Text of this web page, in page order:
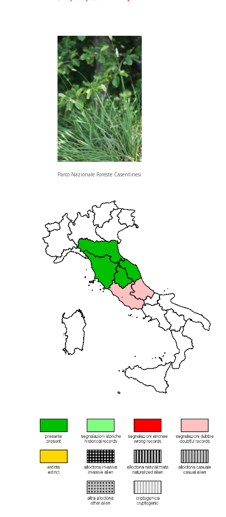
Parco Nazionale Foreste Casentinesi